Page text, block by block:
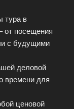
тура в
от посещения
с будущими
деловой
времени для
ценовой